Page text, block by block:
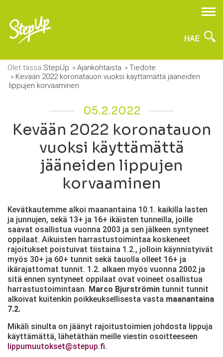
HAE
Olet tässä:StepUp Ajankohtaista
Tiedote
Kevään 2022 koronatauon vuoksi käyttämättä jääneiden
lippujen korvaaminen
05.2.2022
Kevään 2022 koronatauon
vuoksi käyttämättä
jääneiden lippujen
korvaaminen
Kevätkautemme alkoi maanantaina 10.1. kaikilla lasten
ja junnujen, sekä 13+ ja 16+ ikäisten tunneilla, joille
saavat osallistua vuonna 2003 ja sen jälkeen syntyneet
oppilaat. Aikuisten harrastustoimintaa koskeneet
rajoitukset poistuivat tiistaina 1.2., jolloin käynnistyivät
myös 30+ ja 60+ tunnit sekä tauolla olleet 16+ ja
ikärajattomat tunnit. 1.2. alkaen myös vuonna 2002 ja
sitä ennen syntyneet oppilaat ovat voineet osallistua
harrastustoimintaan. Marco Bjurströmin tunnit tunnit
alkoivat kuitenkin poikkeuksellisesta vasta maanantaina
7.2.
Mikäli sinulta on jäänyt rajoitustoimien johdosta lippuja
käyttämättä, lähetäthän meille viestin osoitteeseen
lippumuutokset@stepup.fi.